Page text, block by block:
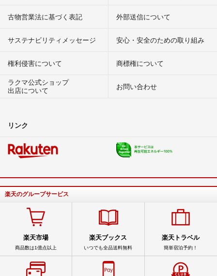
古物営業法に基づく表記 外部送信について
サステナビリティメッセージ 安心・安全のための取り組み
権利侵害について
商標権について
ラクマ公式ショップ
出店について
お問い合わせ
リンク
楽天のグループサービス
楽天市場
商品数は1億点以上
楽天ブックス
いつでも全品送料無料
楽天トラベル
簡単宿泊予約！